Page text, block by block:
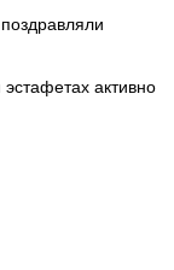
активно